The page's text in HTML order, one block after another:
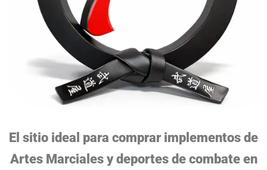
El sitio ideal para comprar implementos de
Artes Marciales y deportes de combate en